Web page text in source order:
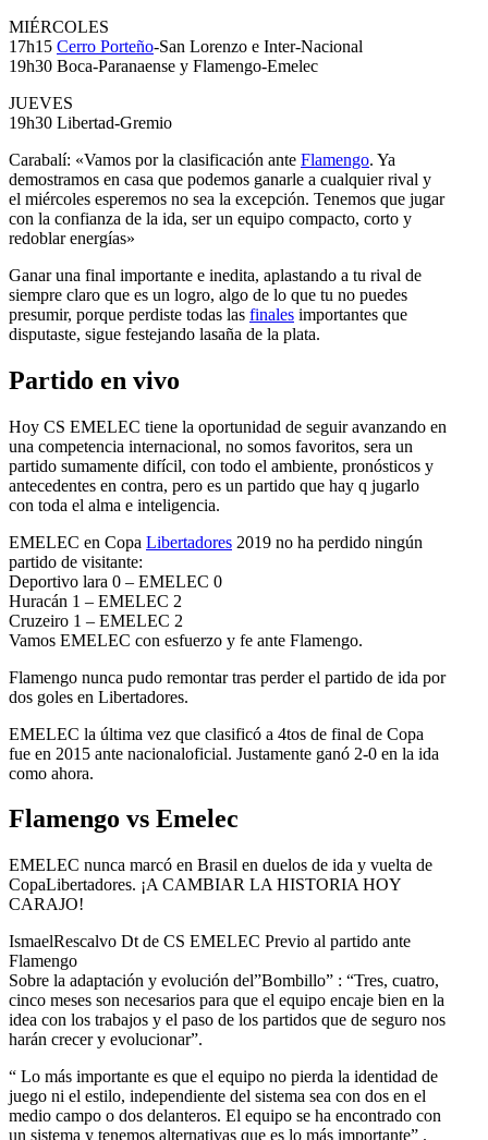
MIÉRCOLES
17h15 Cerro Porteño-San Lorenzo e Inter-Nacional
19h30 Boca-Paranaense y Flamengo-Emelec
JUEVES
19h30 Libertad-Gremio
Carabalí: «Vamos por la clasificación ante Flamengo. Ya
demostramos en casa que podemos ganarle a cualquier rival y
el miércoles esperemos no sea la excepción. Tenemos que jugar
con la confianza de la ida, ser un equipo compacto, corto y
redoblar energías»
Ganar una final importante e inedita, aplastando a tu rival de
siempre claro que es un logro, algo de lo que tu no puedes
presumir, porque perdiste todas las finales importantes que
disputaste, sigue festejando lasaña de la plata.
Partido en vivo
Hoy CS EMELEC tiene la oportunidad de seguir avanzando en
una competencia internacional, no somos favoritos, sera un
partido sumamente difícil, con todo el ambiente, pronósticos y
antecedentes en contra, pero es un partido que hay q jugarlo
con toda el alma e inteligencia.
EMELEC en Copa Libertadores 2019 no ha perdido ningún
partido de visitante:
Deportivo lara 0 – EMELEC 0
Huracán 1 – EMELEC 2
Cruzeiro 1 – EMELEC 2
Vamos EMELEC con esfuerzo y fe ante Flamengo.
Flamengo nunca pudo remontar tras perder el partido de ida por
dos goles en Libertadores.
EMELEC la última vez que clasificó a 4tos de final de Copa
fue en 2015 ante nacionaloficial. Justamente ganó 2-0 en la ida
como ahora.
Flamengo vs Emelec
EMELEC nunca marcó en Brasil en duelos de ida y vuelta de
CopaLibertadores. ¡A CAMBIAR LA HISTORIA HOY
CARAJO!
IsmaelRescalvo Dt de CS EMELEC Previo al partido ante
Flamengo
Sobre la adaptación y evolución del”Bombillo” : “Tres, cuatro,
cinco meses son necesarios para que el equipo encaje bien en la
idea con los trabajos y el paso de los partidos que de seguro nos
harán crecer y evolucionar”.
“ Lo más importante es que el equipo no pierda la identidad de
juego ni el estilo, independiente del sistema sea con dos en el
medio campo o dos delanteros. El equipo se ha encontrado con
un sistema y tenemos alternativas que es lo más importante” .